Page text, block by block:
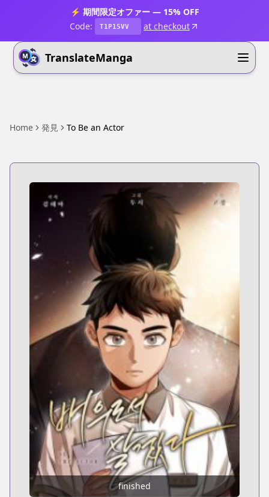
⚡ 期間限定オファー — 15% OFF
Code:
T1P15VV at checkout
TranslateManga
Home 発見 To Be an Actor
finished